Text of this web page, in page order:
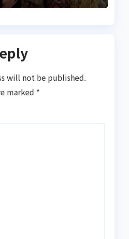
will not be published.
marked *